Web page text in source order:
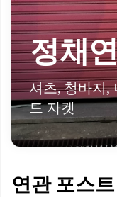
정채
셔츠, 청바지,
드 자켓
연관 포스트